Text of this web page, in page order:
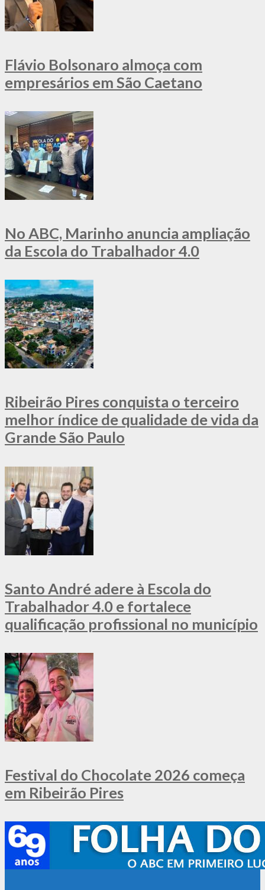
Flávio Bolsonaro almoça com
empresários em São Caetano
No ABC, Marinho anuncia ampliação
da Escola do Trabalhador 4.0
Ribeirão Pires conquista o terceiro
melhor índice de qualidade de vida da
Grande São Paulo
Santo André adere à Escola do
Trabalhador 4.0 e fortalece
qualificação profissional no município
Festival do Chocolate 2026 começa
em Ribeirão Pires